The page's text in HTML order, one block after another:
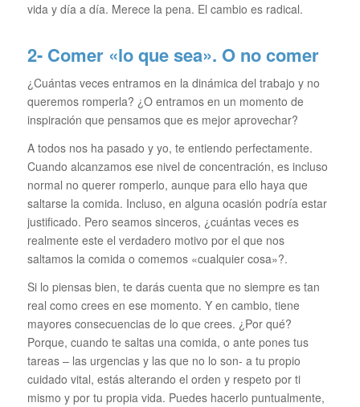
vida y día a día. Merece la pena. El cambio es radical.
2- Comer «lo que sea». O no comer
¿Cuántas veces entramos en la dinámica del trabajo y no
queremos romperla? ¿O entramos en un momento de
inspiración que pensamos que es mejor aprovechar?
A todos nos ha pasado y yo, te entiendo perfectamente.
Cuando alcanzamos ese nivel de concentración, es incluso
normal no querer romperlo, aunque para ello haya que
saltarse la comida. Incluso, en alguna ocasión podría estar
justificado. Pero seamos sinceros, ¿cuántas veces es
realmente este el verdadero motivo por el que nos
saltamos la comida o comemos «cualquier cosa»?.
Si lo piensas bien, te darás cuenta que no siempre es tan
real como crees en ese momento. Y en cambio, tiene
mayores consecuencias de lo que crees. ¿Por qué?
Porque, cuando te saltas una comida, o ante pones tus
tareas – las urgencias y las que no lo son- a tu propio
cuidado vital, estás alterando el orden y respeto por ti
mismo y por tu propia vida. Puedes hacerlo puntualmente,